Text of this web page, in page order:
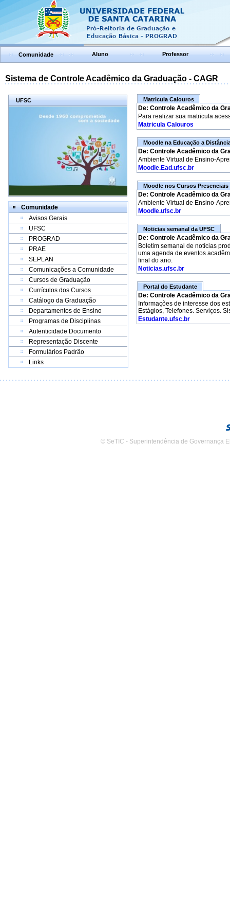
Comunidade Aluno Professor
Sistema de Controle Acadêmico da Graduação - CAGR
UFSC
Comunidade
Avisos Gerais
UFSC
PROGRAD
PRAE
SEPLAN
Comunicações a Comunidade
Cursos de Graduação
Currículos dos Cursos
Catálogo da Graduação
Departamentos de Ensino
Programas de Disciplinas
Autenticidade Documento
Representação Discente
Formulários Padrão
Links
Matricula Calouros
De: Controle Acadêmico da
Para realizar sua matricula
Matricula Calouros
Moodle na Educação a
De: Controle Acadêmico da
Ambiente Virtual de Ensino-
Moodle.Ead.ufsc.br
Moodle nos Cursos Presenciais
De: Controle Acadêmico da
Ambiente Virtual de Ensino-
Moodle.ufsc.br
Noticias semanal da UFSC
De: Controle Acadêmico da
Boletim semanal de notícias
uma agenda de eventos
final do ano.
Noticias.ufsc.br
Portal do Estudante
De: Controle Acadêmico da
Informações de interesse dos
Estágios, Telefones. Serviços.
Estudante.ufsc.br
© SeTIC - Superintendência de Governança